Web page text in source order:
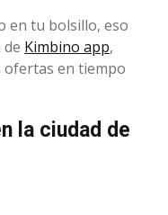
en tu bolsillo, eso
Kimbino app,
ofertas en tiempo
la ciudad de